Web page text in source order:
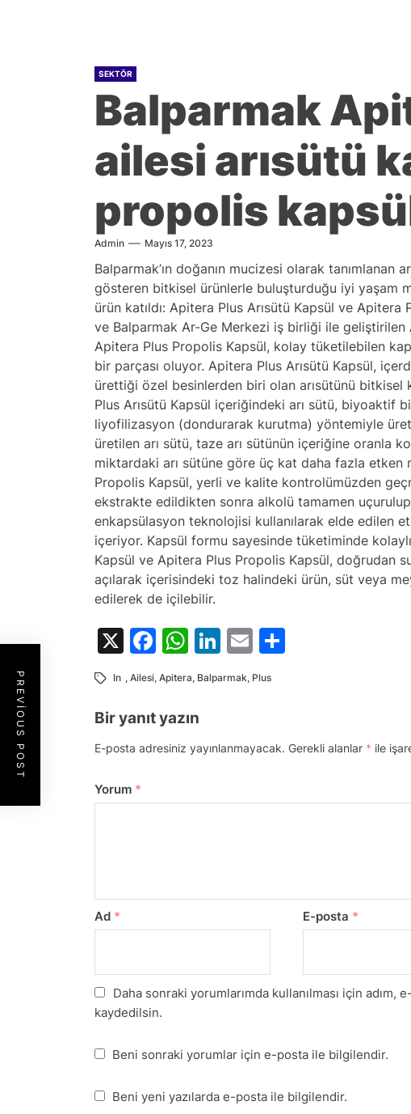
SEKTÖR
Balparmak
ailesi arısütü
propolis
Admin Mayıs 17, 2023
Balparmak’ın doğanın mucizesi olarak tanımlanan
gösteren bitkisel ürünlerle buluşturduğu iyi yaşam
ürün katıldı: Apitera Plus Arısütü Kapsül ve Apitera
ve Balparmak Ar-Ge Merkezi iş birliği ile geliştirilen
Apitera Plus Propolis Kapsül, kolay tüketilebilen
bir parçası oluyor. Apitera Plus Arısütü Kapsül,
ürettiği özel besinlerden biri olan arısütünü bitkisel
Plus Arısütü Kapsül içeriğindeki arı sütü, biyoaktif
liyofilizasyon (dondurarak kurutma) yöntemiyle
üretilen arı sütü, taze arı sütünün içeriğine oranla
miktardaki arı sütüne göre üç kat daha fazla etken
Propolis Kapsül, yerli ve kalite kontrolümüzden
ekstrakte edildikten sonra alkolü tamamen uçurulup
enkapsülasyon teknolojisi kullanılarak elde edilen
içeriyor. Kapsül formu sayesinde tüketiminde
Kapsül ve Apitera Plus Propolis Kapsül, doğrudan
açılarak içerisindeki toz halindeki ürün, süt veya
edilerek de içilebilir.
X Facebook
WhatsApp
LinkedIn
Email
In , Ailesi, Apitera, Balparmak, Plus
Bir yanıt yazın
E-posta adresiniz yayınlanmayacak. Gerekli alanlar * ile
Yorum *
Ad * E-posta *
Daha sonraki yorumlarımda kullanılması için adım,
kaydedilsin.
Beni sonraki yorumlar için e-posta ile bilgilendir.
Beni yeni yazılarda e-posta ile bilgilendir.
PREVIOUS POST